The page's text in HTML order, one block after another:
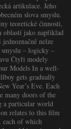
artikulace. Jeho
slova smyslu.
teoretické činnosti,
oblastí jako například
nelze
– logicky –
Čtyři modely
Models In a well-
gets gradually
Year’s Eve. Each
many doors of the
a particular world
relates to this film
each of which